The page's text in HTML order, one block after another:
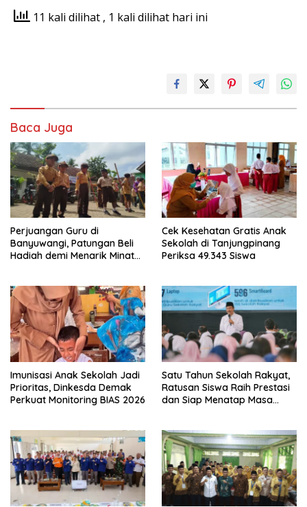
11 kali dilihat , 1 kali dilihat hari ini
Baca Juga
Perjuangan Guru di
Banyuwangi, Patungan Beli
Hadiah demi Menarik Minat
Cek Kesehatan Gratis Anak
Sekolah di Tanjungpinang
Periksa 49.343 Siswa
Imunisasi Anak Sekolah Jadi
Prioritas, Dinkesda Demak
Perkuat Monitoring BIAS 2026
Satu Tahun Sekolah Rakyat,
Ratusan Siswa Raih Prestasi
dan Siap Menatap Masa